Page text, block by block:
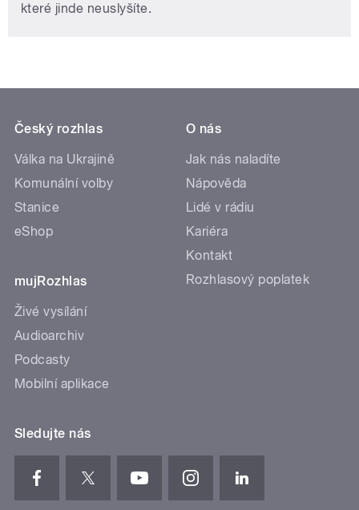
které jinde neuslyšíte.
Český rozhlas
Válka na Ukrajině
Komunální volby
Stanice
eShop
mujRozhlas
Živé vysílání
Audioarchiv
Podcasty
Mobilní aplikace
O nás
Jak nás naladíte
Nápověda
Lidé v rádiu
Kariéra
Kontakt
Rozhlasový poplatek
Sledujte nás